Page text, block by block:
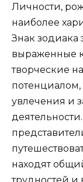
Личности,
наиболее
Знак зодиака
выраженные
творческие
увлечения и
находят
трудностей и